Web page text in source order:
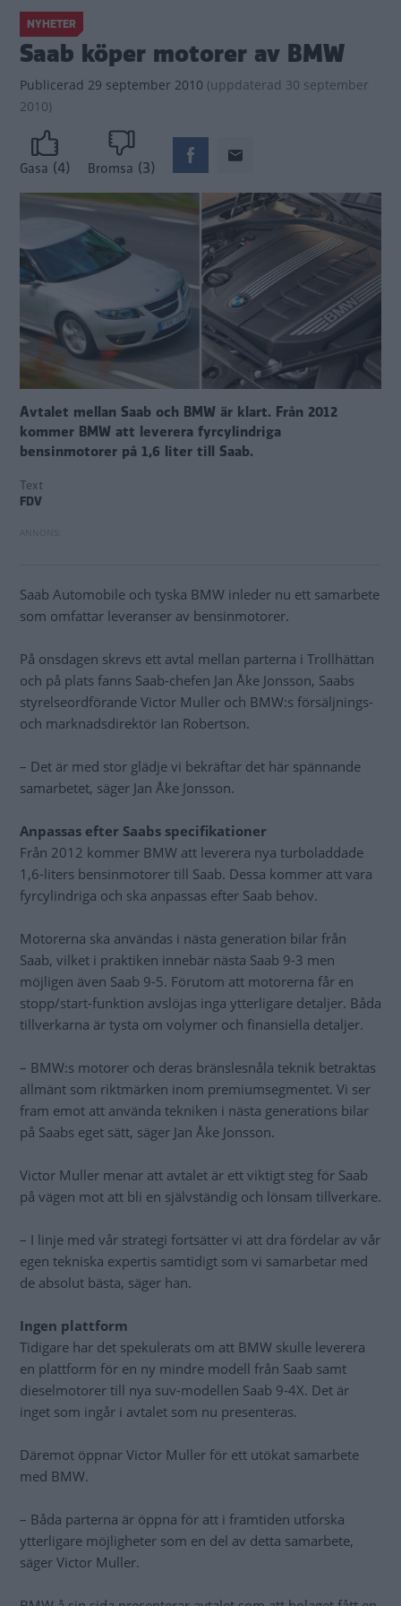
NYHETER
Saab köper motorer av BMW
Publicerad 29 september 2010 (uppdaterad 30 september
2010)
Gasa (4) Bromsa (3)
Avtalet mellan Saab och BMW är klart. Från 2012
kommer BMW att leverera fyrcylindriga
bensinmotorer på 1,6 liter till Saab.
Text
FDV
Saab Automobile och tyska BMW inleder nu ett samarbete
som omfattar leveranser av bensinmotorer.
På onsdagen skrevs ett avtal mellan parterna i Trollhättan
och på plats fanns Saab-chefen Jan Åke Jonsson, Saabs
styrelseordförande Victor Muller och BMW:s försäljnings-
och marknadsdirektör Ian Robertson.
– Det är med stor glädje vi bekräftar det här spännande
samarbetet, säger Jan Åke Jonsson.
Anpassas efter Saabs specifikationer
Från 2012 kommer BMW att leverera nya turboladdade
1,6-liters bensinmotorer till Saab. Dessa kommer att vara
fyrcylindriga och ska anpassas efter Saab behov.
Motorerna ska användas i nästa generation bilar från
Saab, vilket i praktiken innebär nästa Saab 9-3 men
möjligen även Saab 9-5. Förutom att motorerna får en
stopp/start-funktion avslöjas inga ytterligare detaljer. Båda
tillverkarna är tysta om volymer och finansiella detaljer.
– BMW:s motorer och deras bränslesnåla teknik betraktas
allmänt som riktmärken inom premiumsegmentet. Vi ser
fram emot att använda tekniken i nästa generations bilar
på Saabs eget sätt, säger Jan Åke Jonsson.
Victor Muller menar att avtalet är ett viktigt steg för Saab
på vägen mot att bli en självständig och lönsam tillverkare.
– I linje med vår strategi fortsätter vi att dra fördelar av vår
egen tekniska expertis samtidigt som vi samarbetar med
de absolut bästa, säger han.
Ingen plattform
Tidigare har det spekulerats om att BMW skulle leverera
en plattform för en ny mindre modell från Saab samt
dieselmotorer till nya suv-modellen Saab 9-4X. Det är
inget som ingår i avtalet som nu presenteras.
Däremot öppnar Victor Muller för ett utökat samarbete
med BMW.
– Båda parterna är öppna för att i framtiden utforska
ytterligare möjligheter som en del av detta samarbete,
säger Victor Muller.